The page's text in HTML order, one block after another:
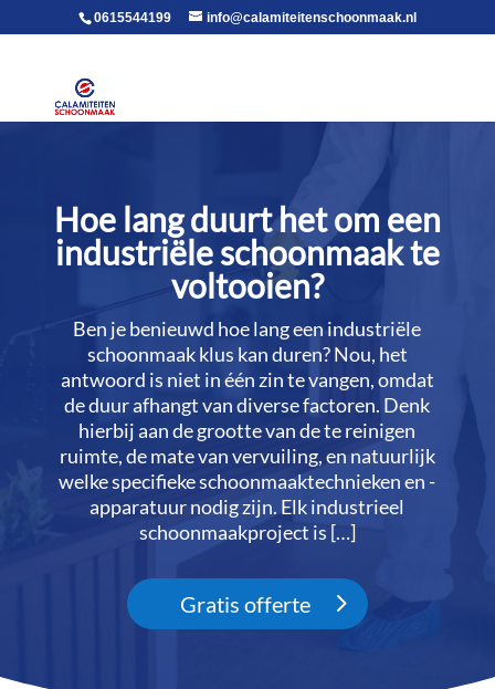
voor in de body0615544199 info@calamiteitenschoonmaak.nl
Hoe lang duurt het om een
industriële schoonmaak te
voltooien?
Ben je benieuwd hoe lang een industriële
schoonmaak klus kan duren? Nou, het
antwoord is niet in één zin te vangen, omdat
de duur afhangt van diverse factoren.​ Denk
hierbij aan de grootte van de te reinigen
ruimte, de mate van vervuiling, en natuurlijk
welke specifieke schoonmaaktechnieken en -
apparatuur nodig zijn.​ Elk industrieel
schoonmaakproject is […]
Gratis offerte